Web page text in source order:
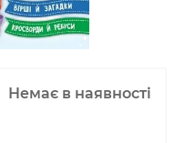
Немає в наявності